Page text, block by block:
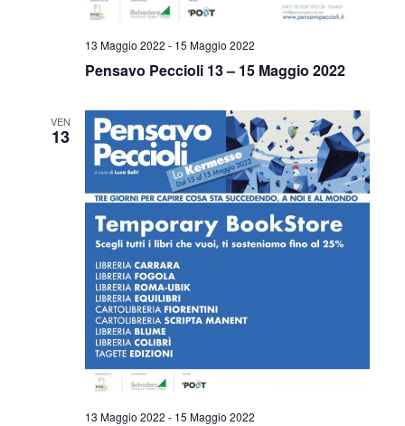
13 Maggio 2022 - 15 Maggio 2022
Pensavo Peccioli 13 – 15 Maggio 2022
VEN
13
13 Maggio 2022 - 15 Maggio 2022